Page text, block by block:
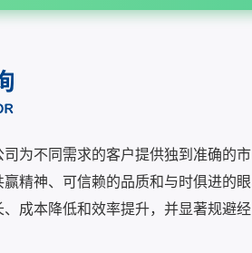
为不同需求的客户提供独到准确的市
精神、可信赖的品质和与时俱进的眼
成本降低和效率提升，并显著规避经